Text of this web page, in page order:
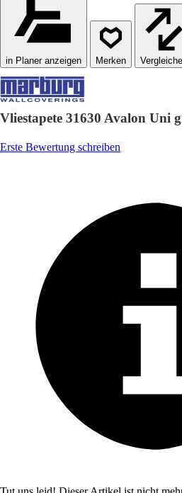
in Planer anzeigen
Vliestapete 31630 Avalon Uni
Erste Bewertung schreiben